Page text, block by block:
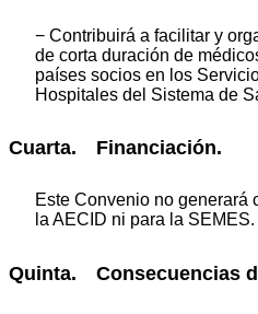
− Contribuirá a facilitar y
de corta duración de
países socios en los
Hospitales del Sistema de
Cuarta. Financiación.
Este Convenio no generará
la AECID ni para la SEMES.
Quinta. Consecuencias